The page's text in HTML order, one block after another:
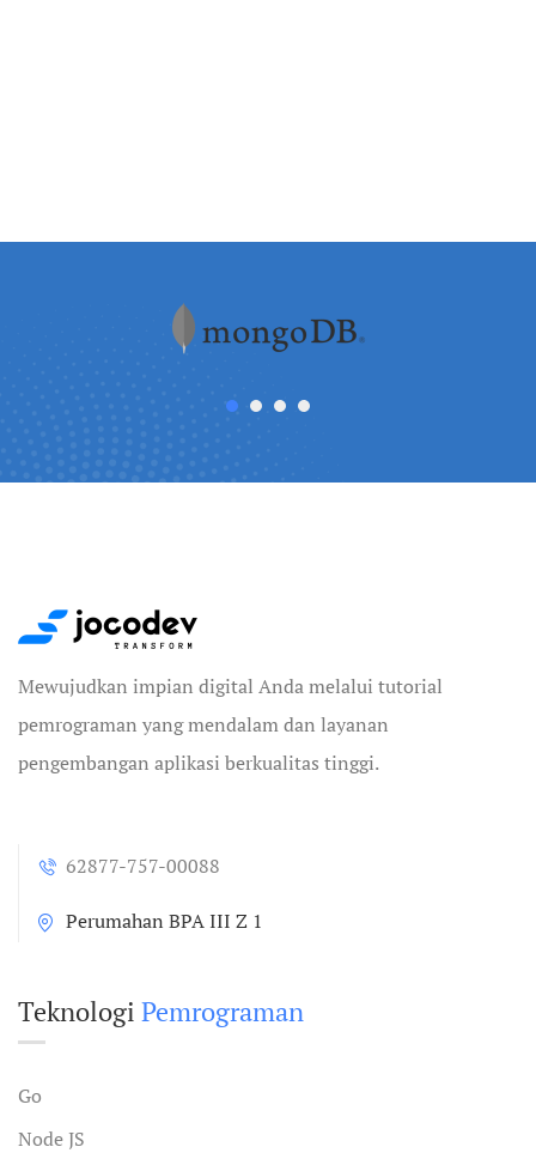
Mewujudkan impian digital Anda melalui tutorial
pemrograman yang mendalam dan layanan
pengembangan aplikasi berkualitas tinggi.
62877-757-00088
Perumahan BPA III Z 1
Teknologi Pemrograman
Go
Node JS